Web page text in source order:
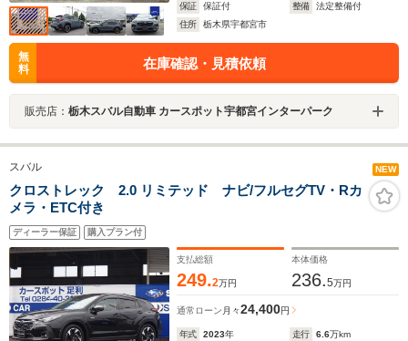
保証
保証付 整備
法定整備付
住所
栃木県宇都宮市
無
料
在庫確認・見積依頼
販売店： 栃木スバル自動車 カースポット宇都宮インターパーク
スバル NEW
クロストレック 2.0 リミテッド ナビ/フルセグTV・Rカ
メラ・ETC付き
ディーラー保証 購入プラン付
支払総額
249.2万円
本体価格
236.5万円
通常ローン 月々24,400円
年式 2023年 走行 6.6万km